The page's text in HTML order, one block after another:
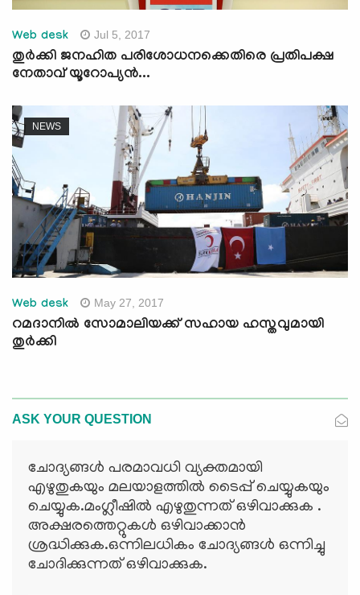
Web desk Jul 5, 2017
തുര്‍ക്കി ജനഹിത പരിശോധനക്കെതിരെ പ്രതിപക്ഷ
നേതാവ് യൂറോപ്യന്‍...
NEWS
Web desk May 27, 2017
റമദാനില്‍ സോമാലിയക്ക് സഹായ ഹസ്തവുമായി
തുര്‍ക്കി
ASK YOUR QUESTION
ചോദ്യങ്ങള്‍ പരമാവധി വ്യക്തമായി
എഴുതുകയും മലയാളത്തില്‍ ടൈപ്പ് ചെയ്യുകയും
ചെയ്യുക.മംഗ്ലീഷില്‍ എഴുതുന്നത് ഒഴിവാക്കുക .
അക്ഷരത്തെറ്റുകള്‍ ഒഴിവാക്കാന്‍
ശ്രദ്ധിക്കുക.ഒന്നിലധികം ചോദ്യങ്ങള്‍ ഒന്നിച്ചു
ചോദിക്കുന്നത് ഒഴിവാക്കുക.